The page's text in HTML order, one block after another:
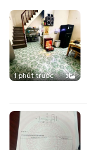
1 phút trước 3